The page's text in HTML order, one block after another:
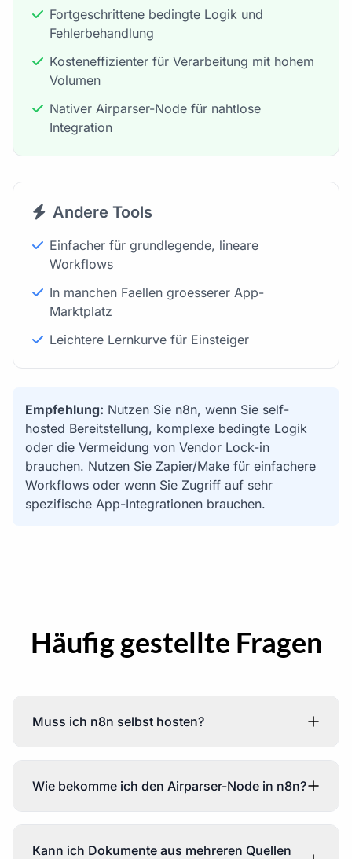
Fortgeschrittene bedingte Logik und
Fehlerbehandlung
Kosteneffizienter für Verarbeitung mit hohem
Volumen
Nativer Airparser-Node für nahtlose
Integration
Andere Tools
Einfacher für grundlegende, lineare
Workflows
In manchen Faellen groesserer App-
Marktplatz
Leichtere Lernkurve für Einsteiger
Empfehlung: Nutzen Sie n8n, wenn Sie self-
hosted Bereitstellung, komplexe bedingte Logik
oder die Vermeidung von Vendor Lock-in
brauchen. Nutzen Sie Zapier/Make für einfachere
Workflows oder wenn Sie Zugriff auf sehr
spezifische App-Integrationen brauchen.
Häufig gestellte Fragen
Muss ich n8n selbst hosten?
Wie bekomme ich den Airparser-Node in n8n?
Kann ich Dokumente aus mehreren Quellen